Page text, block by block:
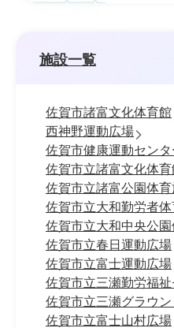
施設一覧
佐賀市諸富文化体育館
西神野運動広場
佐賀市健康運動セン
佐賀市立諸富文化体育
佐賀市立諸富公園体育
佐賀市立大和勤労者
佐賀市立大和中央公
佐賀市立春日運動広場
佐賀市立富士運動広場
佐賀市立三瀬勤労福
佐賀市立三瀬グラウン
佐賀市立富士山村広場